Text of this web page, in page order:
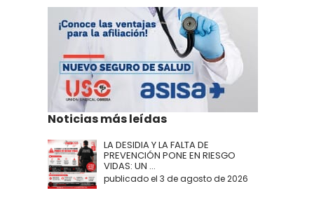
Noticias más leídas
LA DESIDIA Y LA FALTA DE
PREVENCIÓN PONE EN RIESGO
VIDAS: UN ...
publicado el 3 de agosto de 2026